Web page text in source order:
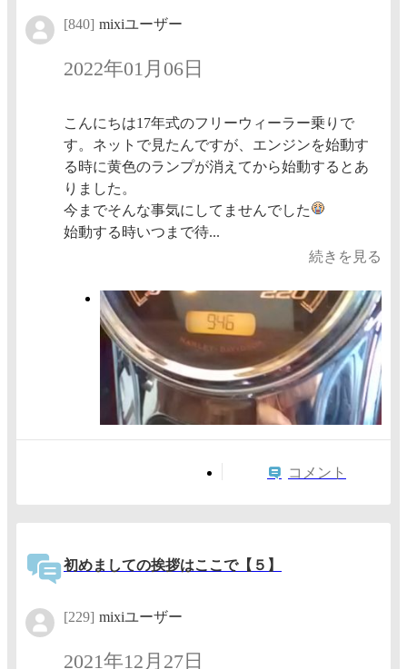
[840] mixiユーザー
2022年01月06日
こんにちは17年式のフリーウィーラー乗りで
す。ネットで見たんですが、エンジンを始動す
る時に黄色のランプが消えてから始動するとあ
りました。
今までそんな事気にしてませんでした
始動する時いつまで待...
続きを見る
コメント
初めましての挨拶はここで【５】
[229] mixiユーザー
2021年12月27日